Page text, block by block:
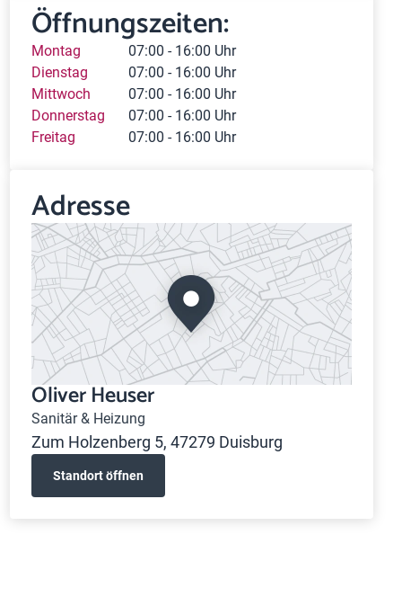
Öffnungszeiten:
Montag
07:00 - 16:00 Uhr
Dienstag
07:00 - 16:00 Uhr
Mittwoch
07:00 - 16:00 Uhr
Donnerstag
07:00 - 16:00 Uhr
Freitag
07:00 - 16:00 Uhr
Adresse
Oliver Heuser
Sanitär & Heizung
Zum Holzenberg 5, 47279 Duisburg
Standort öffnen